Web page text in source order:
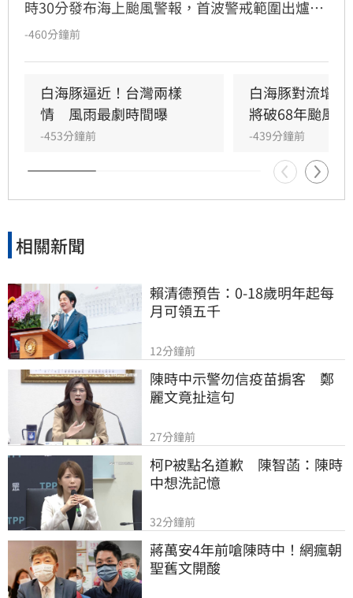
時30分發布海上颱風警報，首波警戒範圍出爐，
包括台灣北部海面。
-460分鐘前
白海豚逼近！台灣兩樣
情　風雨最劇時間曝
-453分鐘前
白海豚對流增
將破68年颱風
-439分鐘前
相關新聞
賴清德預告：0-18歲明年起每
月可領五千
12分鐘前
陳時中示警勿信疫苗掮客　鄭
麗文竟扯這句
27分鐘前
柯P被點名道歉　陳智菡：陳時
中想洗記憶
32分鐘前
蔣萬安4年前嗆陳時中！網瘋朝
聖舊文開酸